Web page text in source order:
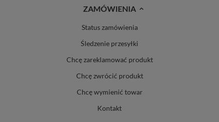
ZAMÓWIENIA
Status zamówienia
Śledzenie przesyłki
Chcę zareklamować produkt
Chcę zwrócić produkt
Chcę wymienić towar
Kontakt